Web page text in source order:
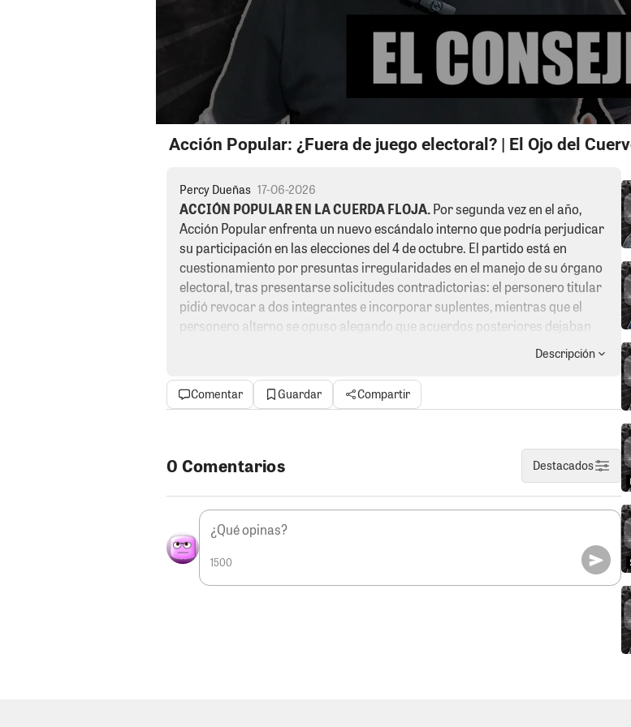
Acción Popular: ¿Fuera de juego electoral? | El Ojo del
Percy Dueñas 17-06-2026
ACCIÓN POPULAR EN LA CUERDA FLOJA.Por segunda vez en el año,
Acción Popular enfrenta un nuevo escándalo interno que podría perjudicar
su participación en las elecciones del 4 de octubre. El partido está en
cuestionamiento por presuntas irregularidades en el manejo de su órgano
electoral, tras presentarse solicitudes contradictorias: el personero titular
pidió revocar a dos integrantes e incorporar suplentes, mientras que el
personero alterno se opuso alegando que acuerdos posteriores dejaban
sin efecto esa petición. Ante esta situación, la Dirección de Registro del JNE
observó el trámite, otorgando un plazo para subsanar las inconsistencias
bajo advertencia de declararlo improcedente. El problema no es menor:
existen contradicciones entre decisiones de distintas asambleas y dudas
toda la organización.
SE QUEDARÍAN EN EL AIRE.En Acción Popular en Ica tanto Alonso
Navarro y "Pancho" Massa han optado por minimizar el problema, como si
la crisis fuera un simple malentendido administrativo. Pretenden tapar el
sol con un dedo cuando las observaciones formuladas por el JNE son
públicas y concretas. Mientras tanto, los candidatos de Acción Popular
Descripción
Comentar Guardar Compartir
0 Comentarios Destacados
1500